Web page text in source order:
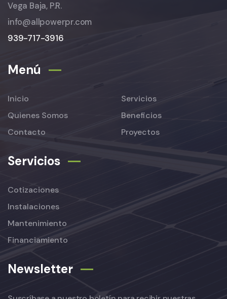
Vega Baja, P.R.
info@allpowerpr.com
939-717-3916
Menú
Inicio
Quienes Somos
Contacto
Servicios
Beneficios
Proyectos
Servicios
Cotizaciones
Instalaciones
Mantenimiento
Financiamiento
Newsletter